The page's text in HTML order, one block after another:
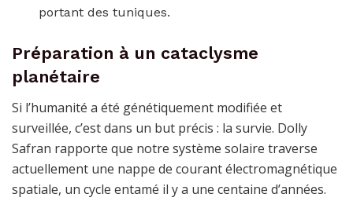
portant des tuniques.
Préparation à un cataclysme
planétaire
Si l’humanité a été génétiquement modifiée et
surveillée, c’est dans un but précis : la survie. Dolly
Safran rapporte que notre système solaire traverse
actuellement une nappe de courant électromagnétique
spatiale, un cycle entamé il y a une centaine d’années.